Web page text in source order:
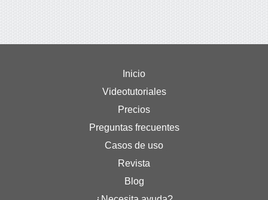
Inicio
Videotutoriales
Precios
Preguntas frecuentes
Casos de uso
Revista
Blog